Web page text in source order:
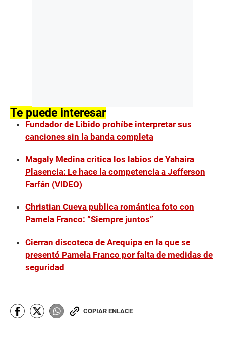
Te puede interesar
Fundador de Libido prohíbe interpretar sus
canciones sin la banda completa
Magaly Medina critica los labios de Yahaira
Plasencia: Le hace la competencia a Jefferson
Farfán (VIDEO)
Christian Cueva publica romántica foto con
Pamela Franco: “Siempre juntos”
Cierran discoteca de Arequipa en la que se
presentó Pamela Franco por falta de medidas de
seguridad
COPIAR ENLACE